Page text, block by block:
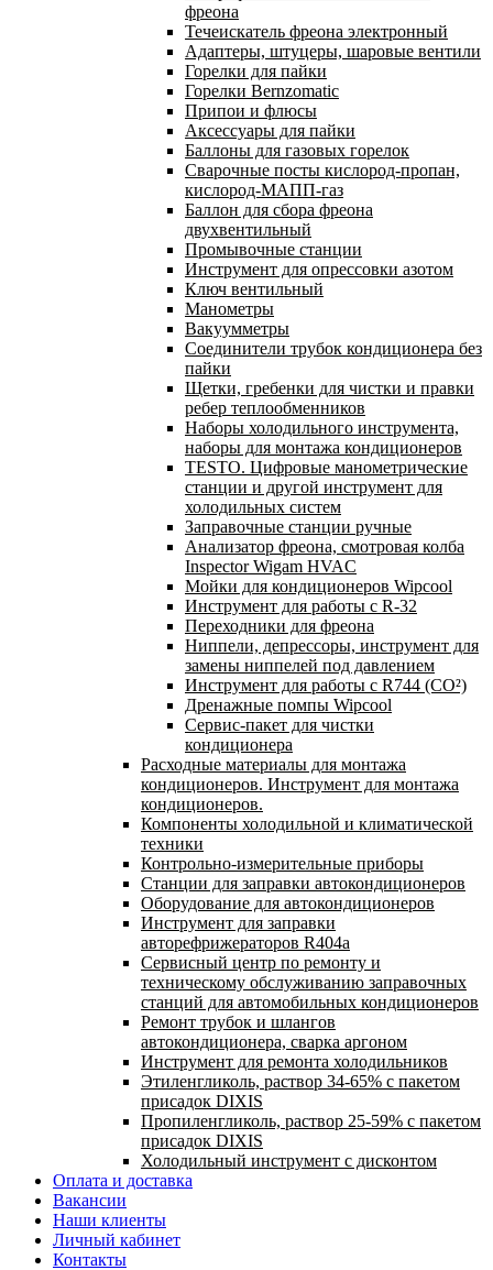
фреона
Течеискатель фреона электронный
Адаптеры, штуцеры, шаровые вентили
Горелки для пайки
Горелки Bernzomatic
Припои и флюсы
Аксессуары для пайки
Баллоны для газовых горелок
Сварочные посты кислород-пропан,
кислород-МАПП-газ
Баллон для сбора фреона
двухвентильный
Промывочные станции
Инструмент для опрессовки азотом
Ключ вентильный
Манометры
Вакуумметры
Соединители трубок кондиционера без
пайки
Щетки, гребенки для чистки и правки
ребер теплообменников
Наборы холодильного инструмента,
наборы для монтажа кондиционеров
TESTO. Цифровые манометрические
станции и другой инструмент для
холодильных систем
Заправочные станции ручные
Анализатор фреона, смотровая колба
Inspector Wigam HVAC
Мойки для кондиционеров Wipcool
Инструмент для работы с R-32
Переходники для фреона
Ниппели, депрессоры, инструмент для
замены ниппелей под давлением
Инструмент для работы с R744 (CO²)
Дренажные помпы Wipcool
Сервис-пакет для чистки
кондиционера
Расходные материалы для монтажа
кондиционеров. Инструмент для монтажа
кондиционеров.
Компоненты холодильной и климатической
техники
Контрольно-измерительные приборы
Станции для заправки автокондиционеров
Оборудование для автокондиционеров
Инструмент для заправки
авторефрижераторов R404a
Сервисный центр по ремонту и
техническому обслуживанию заправочных
станций для автомобильных кондиционеров
Ремонт трубок и шлангов
автокондиционера, сварка аргоном
Инструмент для ремонта холодильников
Этиленгликоль, раствор 34-65% с пакетом
присадок DIXIS
Пропиленгликоль, раствор 25-59% с пакетом
присадок DIXIS
Холодильный инструмент с дисконтом
Оплата и доставка
Вакансии
Наши клиенты
Личный кабинет
Контакты